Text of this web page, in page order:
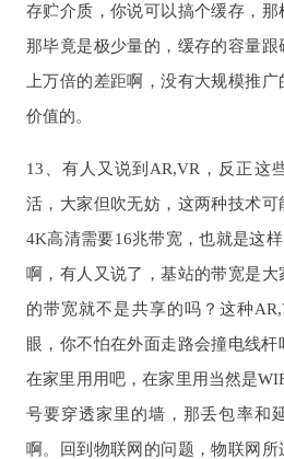
存贮介质，你说可以搞个缓存，
那毕竟是极少量的，缓存的容量
上万倍的差距啊，没有大规模推
价值的。
13、有人又说到AR,VR，反正这
活，大家但吹无妨，这两种技术可
4K高清需要16兆带宽，也就是这
啊，有人又说了，基站的带宽是
的带宽就不是共享的吗？这种
眼，你不怕在外面走路会撞电线
在家里用用吧，在家里用当然是
号要穿透家里的墙，那丢包率和
啊。回到物联网的问题，物联网